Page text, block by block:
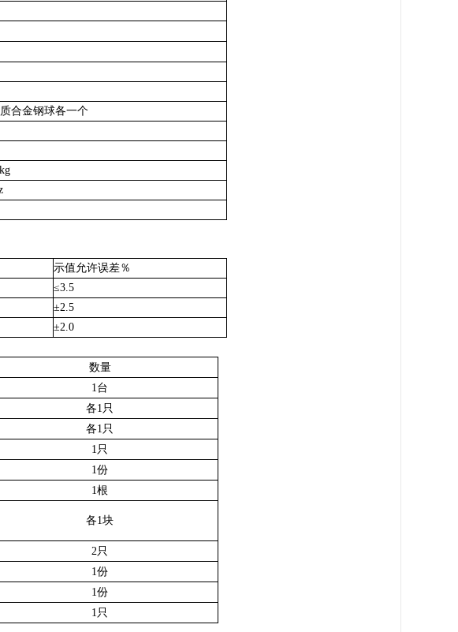
合金钢球各一个
示值允许误差％
≤3.5
±2.5
±2.0
数量
1台
各1只
各1只
1只
1份
1根
各1块
2只
1份
1份
1只